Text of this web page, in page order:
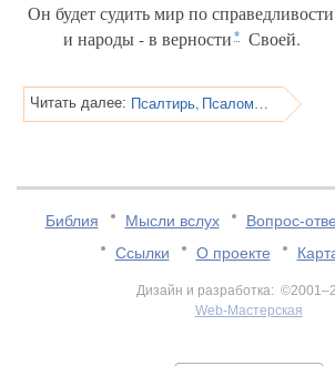
Он будет судить мир по справедливости
и народы - в верности * Своей.
Читать далее: Псалтирь, Псалом 96
Библия Мысли вслух Вопрос-
Ссылки
О проекте
Дизайн и разработка:
Web-Мастерская